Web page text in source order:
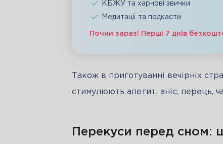
КБЖУ та харчові звички
Медитації та подкасти
Почни зараз! Перші 7 днів
Також в приготуванні вечірніх
стимулюють апетит: аніс, перець,
Перекуси перед сном: